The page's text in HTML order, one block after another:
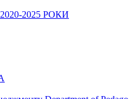
2025 РОКИ